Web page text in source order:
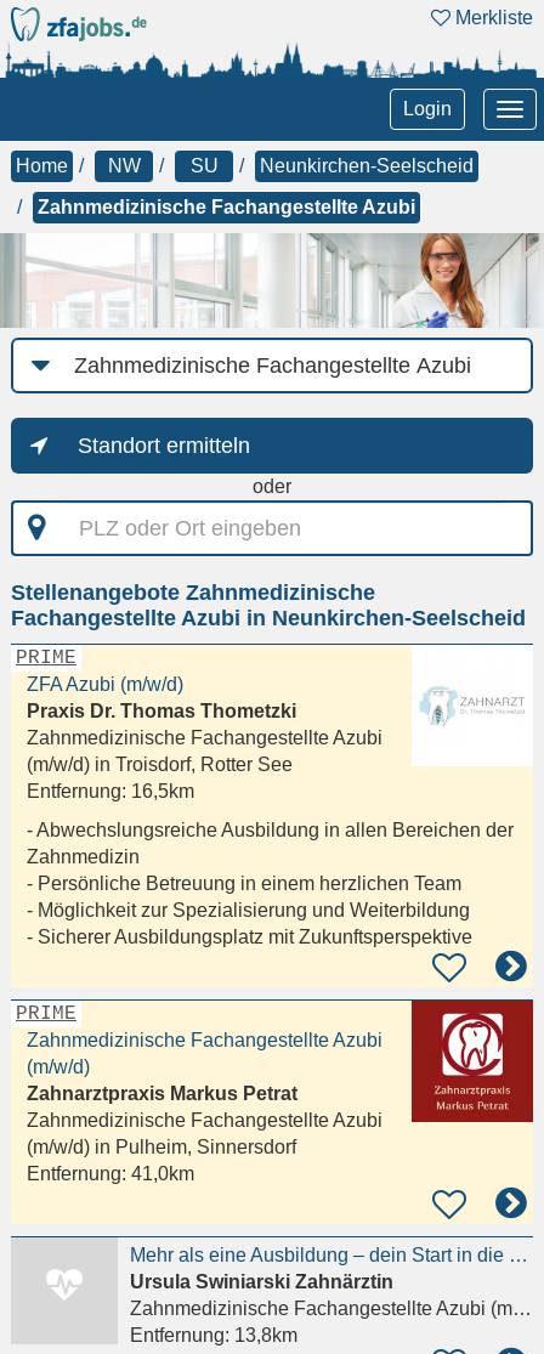
Merkliste
Login
Home NW SU
Neunkirchen-Seelscheid
Zahnmedizinische Fachangestellte Azubi
Job-
Kategorie
Standort ermitteln
oder
PLZ
oder
eingeben
Stellenangebote Zahnmedizinische
Fachangestellte Azubi in Neunkirchen-Seelscheid
PRIME
ZFA Azubi (m/w/d)
Praxis Dr. Thomas Thometzki
Zahnmedizinische Fachangestellte Azubi
(m/w/d) in Troisdorf, Rotter See
Entfernung: 16,5km
- Abwechslungsreiche Ausbildung in allen Bereichen der
Zahnmedizin
- Persönliche Betreuung in einem herzlichen Team
- Möglichkeit zur Spezialisierung und Weiterbildung
- Sicherer Ausbildungsplatz mit Zukunftsperspektive
PRIME
Zahnmedizinische Fachangestellte Azubi
(m/w/d)
Zahnarztpraxis Markus Petrat
Zahnmedizinische Fachangestellte Azubi
(m/w/d) in Pulheim, Sinnersdorf
Entfernung: 41,0km
Mehr als eine Ausbildung – dein Start in die moderne Zahnmedizin.
Ursula Swiniarski Zahnärztin
Zahnmedizinische Fachangestellte Azubi (m/w/d)
Entfernung: 13,8km